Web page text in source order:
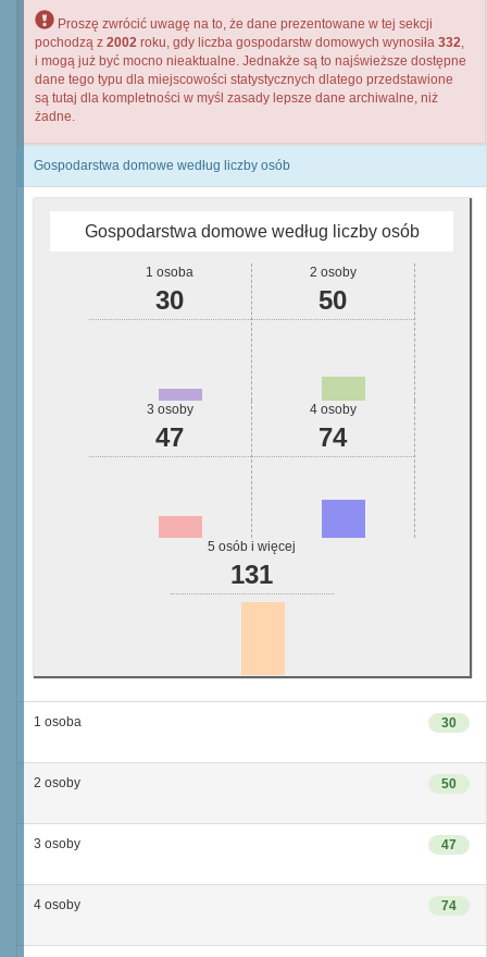
Proszę zwrócić uwagę na to, że dane prezentowane w tej sekcji
pochodzą z 2002 roku, gdy liczba gospodarstw domowych wynosiła 332,
i mogą już być mocno nieaktualne. Jednakże są to najświeższe dostępne
dane tego typu dla miejscowości statystycznych dlatego przedstawione
są tutaj dla kompletności w myśl zasady lepsze dane archiwalne, niż
żadne.
Gospodarstwa domowe według liczby osób
Gospodarstwa domowe według liczby osób
1 osoba
30
2 osoby
50
3 osoby
47
4 osoby
74
5 osób i więcej
131
30
1 osoba
50
2 osoby
47
3 osoby
74
4 osoby